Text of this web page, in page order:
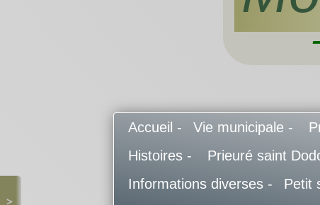
Accueil - Vie municipale -
Histoires -
Prieuré saint
Informations diverses -
Petit
>